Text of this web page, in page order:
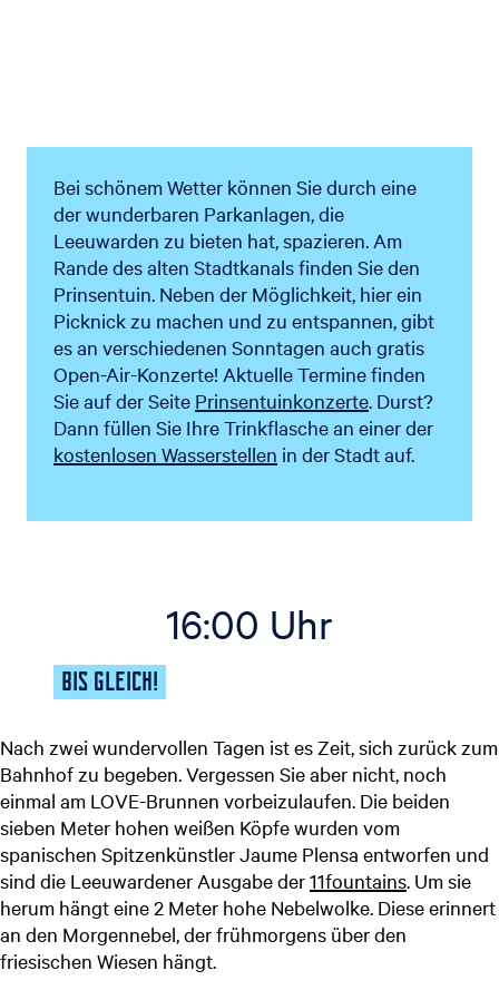
Bei schönem Wetter können Sie durch eine
der wunderbaren Parkanlagen, die
Leeuwarden zu bieten hat, spazieren. Am
Rande des alten Stadtkanals finden Sie den
Prinsentuin. Neben der Möglichkeit, hier ein
Picknick zu machen und zu entspannen, gibt
es an verschiedenen Sonntagen auch gratis
Open-Air-Konzerte! Aktuelle Termine finden
Sie auf der Seite Prinsentuinkonzerte. Durst?
Dann füllen Sie Ihre Trinkflasche an einer der
kostenlosen Wasserstellen in der Stadt auf.
16:00 Uhr
BIS GLEICH!
Nach zwei wundervollen Tagen ist es Zeit, sich zurück zum
Bahnhof zu begeben. Vergessen Sie aber nicht, noch
einmal am LOVE-Brunnen vorbeizulaufen. Die beiden
sieben Meter hohen weißen Köpfe wurden vom
spanischen Spitzenkünstler Jaume Plensa entworfen und
sind die Leeuwardener Ausgabe der11fountains. Um sie
herum hängt eine 2 Meter hohe Nebelwolke. Diese erinnert
an den Morgennebel, der frühmorgens über den
friesischen Wiesen hängt.